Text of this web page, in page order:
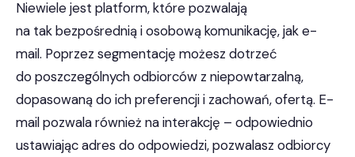
Niewiele jest platform, które pozwalają
na tak bezpośrednią i osobową komunikację, jak e-
mail. Poprzez segmentację możesz dotrzeć
do poszczególnych odbiorców z niepowtarzalną,
dopasowaną do ich preferencji i zachowań, ofertą. E-
mail pozwala również na interakcję – odpowiednio
ustawiając adres do odpowiedzi, pozwalasz odbiorcy